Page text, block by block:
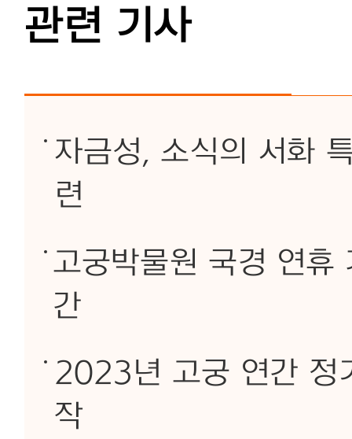
관련 기사
자금성, 소식의 서화
련
고궁박물원 국경 연휴
간
2023년 고궁 연간 정
작